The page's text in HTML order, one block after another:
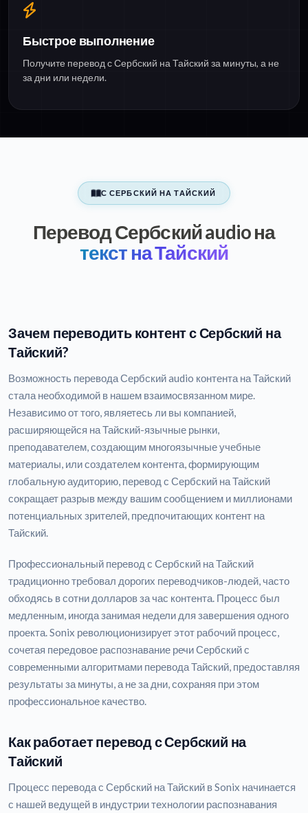
Быстрое выполнение
Получите перевод с Сербский на Тайский за минуты, а не
за дни или недели.
С СЕРБСКИЙ НА ТАЙСКИЙ
Перевод Сербский audio на
текст на Тайский
Зачем переводить контент с Сербский на
Тайский?
Возможность перевода Сербский audio контента на Тайский
стала необходимой в нашем взаимосвязанном мире.
Независимо от того, являетесь ли вы компанией,
расширяющейся на Тайский-язычные рынки,
преподавателем, создающим многоязычные учебные
материалы, или создателем контента, формирующим
глобальную аудиторию, перевод с Сербский на Тайский
сокращает разрыв между вашим сообщением и миллионами
потенциальных зрителей, предпочитающих контент на
Тайский.
Профессиональный перевод с Сербский на Тайский
традиционно требовал дорогих переводчиков-людей, часто
обходясь в сотни долларов за час контента. Процесс был
медленным, иногда занимая недели для завершения одного
проекта. Sonix революционизирует этот рабочий процесс,
сочетая передовое распознавание речи Сербский с
современными алгоритмами перевода Тайский, предоставляя
результаты за минуты, а не за дни, сохраняя при этом
профессиональное качество.
Как работает перевод с Сербский на
Тайский
Процесс перевода с Сербский на Тайский в Sonix начинается
с нашей ведущей в индустрии технологии распознавания